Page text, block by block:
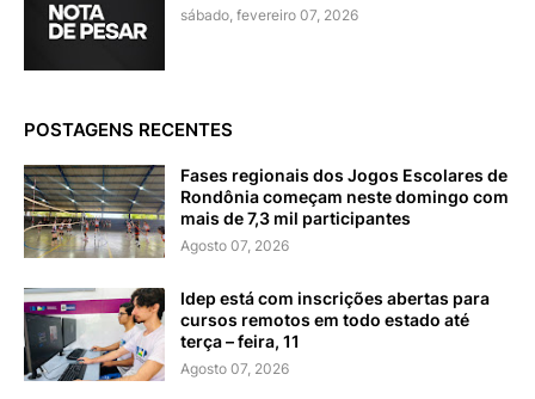
sábado, fevereiro 07, 2026
POSTAGENS RECENTES
Fases regionais dos Jogos Escolares de
Rondônia começam neste domingo com
mais de 7,3 mil participantes
Agosto 07, 2026
Idep está com inscrições abertas para
cursos remotos em todo estado até
terça – feira, 11
Agosto 07, 2026